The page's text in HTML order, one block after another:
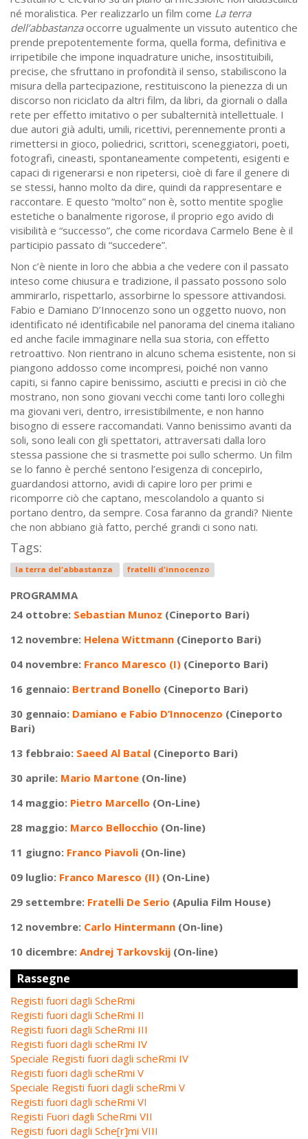
né moralistica. Per realizzarlo un film come La terra
dell’abbastanzaoccorre ugualmente un vissuto autentico che
prende prepotentemente forma, quella forma, definitiva e
irripetibile che impone inquadrature uniche, insostituibili,
precise, che sfruttano in profondità il senso, stabiliscono la
misura della partecipazione, restituiscono la pienezza di un
discorso non riciclato da altri film, da libri, da giornali o dalla
rete per effetto imitativo o per subalternità intellettuale. I
due autori già adulti, umili, ricettivi, perennemente pronti a
rimettersi in gioco, poliedrici, scrittori, sceneggiatori, poeti,
fotografi, cineasti, spontaneamente competenti, esigenti e
capaci di rigenerarsi e non ripetersi, cioè di fare il genere di
se stessi, hanno molto da dire, quindi da rappresentare e
raccontare. E questo “molto” non è, sotto mentite spoglie
estetiche o banalmente rigorose, il proprio ego avido di
visibilità e “successo”, che come ricordava Carmelo Bene è il
participio passato di “succedere”.
Non c’è niente in loro che abbia a che vedere con il passato
inteso come chiusura e tradizione, il passato possono solo
ammirarlo, rispettarlo, assorbirne lo spessore attivandosi.
Fabio e Damiano D’Innocenzo sono un oggetto nuovo, non
identificato né identificabile nel panorama del cinema italiano
ed anche facile immaginare nella sua storia, con effetto
retroattivo. Non rientrano in alcuno schema esistente, non si
piangono addosso come incompresi, poiché non vanno
capiti, si fanno capire benissimo, asciutti e precisi in ciò che
mostrano, non sono giovani vecchi come tanti loro colleghi
ma giovani veri, dentro, irresistibilmente, e non hanno
bisogno di essere raccomandati. Vanno benissimo avanti da
soli, sono leali con gli spettatori, attraversati dalla loro
stessa passione che si trasmette poi sullo schermo. Un film
se lo fanno è perché sentono l’esigenza di concepirlo,
guardandosi attorno, avidi di capire loro per primi e
ricomporre ciò che captano, mescolandolo a quanto si
portano dentro, da sempre. Cosa faranno da grandi? Niente
che non abbiano già fatto, perché grandi ci sono nati.
Tags:
la terra del'abbastanza fratelli d'innocenzo
PROGRAMMA
24 ottobre: Sebastian Munoz (Cineporto Bari)
12 novembre: Helena Wittmann (Cineporto Bari)
04 novembre: Franco Maresco (I) (Cineporto Bari)
16 gennaio: Bertrand Bonello (Cineporto Bari)
30 gennaio: Damiano e Fabio D’Innocenzo (Cineporto
Bari)
13 febbraio: Saeed Al Batal (Cineporto Bari)
30 aprile: Mario Martone (On-line)
14 maggio: Pietro Marcello (On-Line)
28 maggio: Marco Bellocchio (On-line)
11 giugno: Franco Piavoli (On-line)
09 luglio: Franco Maresco (II) (On-Line)
29 settembre: Fratelli De Serio (Apulia Film House)
12 novembre: Carlo Hintermann (On-line)
10 dicembre: Andrej Tarkovskij (On-line)
Rassegne
Registi fuori dagli ScheRmi
Registi fuori dagli ScheRmi II
Registi fuori dagli ScheRmi III
Registi fuori dagli scheRmi IV
Speciale Registi fuori dagli scheRmi IV
Registi fuori dagli scheRmi V
Speciale Registi fuori dagli scheRmi V
Registi fuori dagli scheRmi VI
Registi Fuori dagli ScheRmi VII
Registi fuori dagli Sche[r]mi VIII